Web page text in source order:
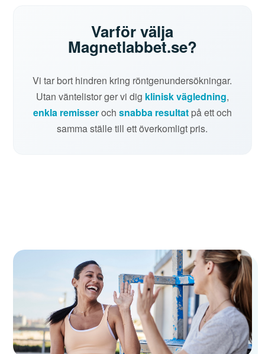
Varför välja
Magnetlabbet.se?
Vi tar bort hindren kring röntgenundersökningar.
Utan väntelistor ger vi dig klinisk vägledning,
enkla remisseroch snabba resultatpå ett och
samma ställe till ett överkomligt pris.